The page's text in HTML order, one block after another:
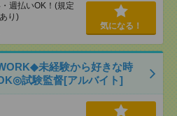
週払いOK！(規定
り)
気になる！
未経験から好きな時
試験監督[アルバイト]